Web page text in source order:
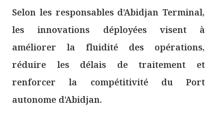
Selon les responsables d’Abidjan Terminal,
les innovations déployées visent à
améliorer la fluidité des opérations,
réduire les délais de traitement et
renforcer la compétitivité du Port
autonome d’Abidjan.